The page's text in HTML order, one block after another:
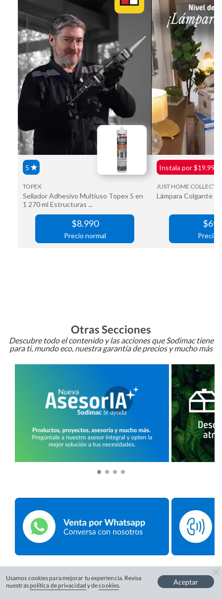
Otras Secciones
Descubre todo el contenido y las acciones que Sodimac tiene
para ti, mundo eco, nuestra garantía de precios y mucho más
Usamos cookies para mejorar tu experiencia. Revisa
nuestras política de privacidad y decookies. Aceptar